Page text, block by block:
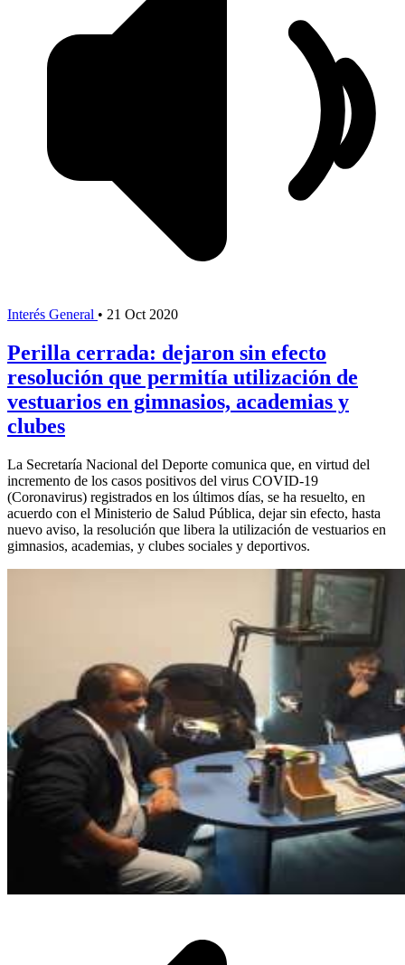
Interés General • 21 Oct 2020
Perilla cerrada: dejaron sin efecto
resolución que permitía utilización de
vestuarios en gimnasios, academias y
clubes
La Secretaría Nacional del Deporte comunica que, en virtud del
incremento de los casos positivos del virus COVID-19
(Coronavirus) registrados en los últimos días, se ha resuelto, en
acuerdo con el Ministerio de Salud Pública, dejar sin efecto, hasta
nuevo aviso, la resolución que libera la utilización de vestuarios en
gimnasios, academias, y clubes sociales y deportivos.